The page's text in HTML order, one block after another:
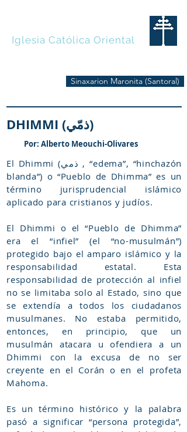
Iglesia Católica Oriental
Sinaxarion Maronita (Santoral)
DHIMMI (ذمّي)
Por: Alberto Meouchi-Olivares
El Dhimmi (ذمي , “edema”, “hinchazón
blanda”) o “Pueblo de Dhimma” es un
término jurisprudencial islámico
aplicado para cristianos y judíos.
El Dhimmi o el “Pueblo de Dhimma”
era el “infiel” (el “no-musulmán”)
protegido bajo el amparo islámico y la
responsabilidad estatal. Esta
responsabilidad de protección al infiel
no se limitaba solo al Estado, sino que
se extendía a todos los ciudadanos
musulmanes. No estaba permitido,
entonces, en principio, que un
musulmán atacara u ofendiera a un
Dhimmi con la excusa de no ser
creyente en el Corán o en el profeta
Mahoma.
Es un término histórico y la palabra
pasó a significar “persona protegida”,